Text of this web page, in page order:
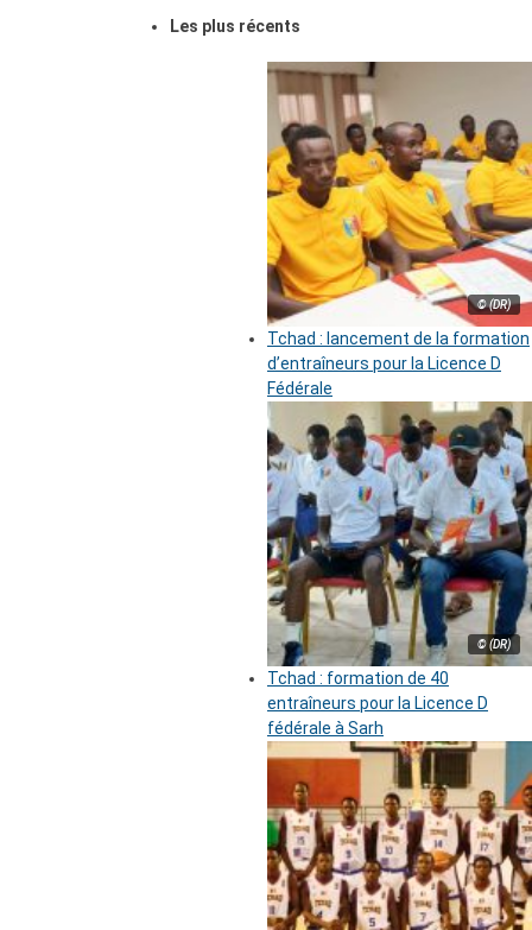
Les plus récents
© (DR)
Tchad : lancement de la formation
d’entraîneurs pour la Licence D
Fédérale
© (DR)
Tchad : formation de 40
entraîneurs pour la Licence D
fédérale à Sarh